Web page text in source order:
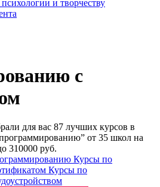
и творчеству
с
для вас 87 лучших курсов в
от 35 школ на
310000 руб.
Курсы по
Курсы по